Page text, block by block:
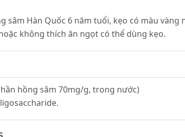
sâm Hàn Quốc 6 năm tuổi, kẹo có màu vàng
không thích ăn ngọt có thể dùng kẹo.
hồng sâm 70mg/g, trong nước)